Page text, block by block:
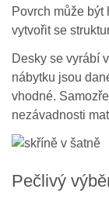
Povrch může
vytvořit se
Desky se vyrábí
nábytku jsou
vhodné.
nezávadnosti
Pečlivý